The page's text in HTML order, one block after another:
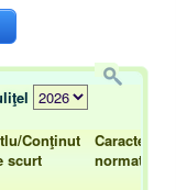
Conţinut
scurt
Caracter
normativ